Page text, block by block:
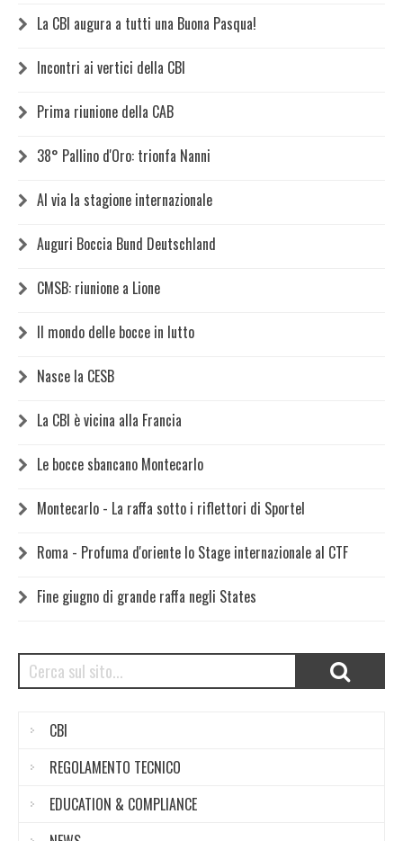
La CBI augura a tutti una Buona Pasqua!
Incontri ai vertici della CBI
Prima riunione della CAB
38° Pallino d'Oro: trionfa Nanni
Al via la stagione internazionale
Auguri Boccia Bund Deutschland
CMSB: riunione a Lione
Il mondo delle bocce in lutto
Nasce la CESB
La CBI è vicina alla Francia
Le bocce sbancano Montecarlo
Montecarlo - La raffa sotto i riflettori di Sportel
Roma - Profuma d'oriente lo Stage internazionale al CTF
Fine giugno di grande raffa negli States
CBI
REGOLAMENTO TECNICO
EDUCATION & COMPLIANCE